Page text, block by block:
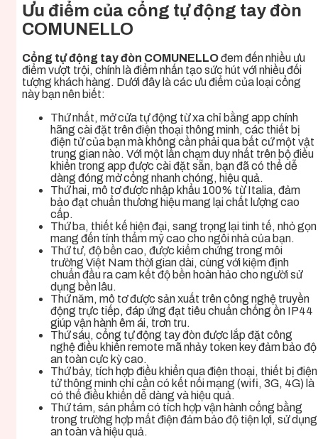
Ưu điểm của cổng tự động tay đòn
COMUNELLO
Cổng tự động tay đòn COMUNELLOđem đến nhiều ưu
điểm vượt trội, chính là điểm nhấn tạo sức hút với nhiều đối
tượng khách hàng. Dưới đây là các ưu điểm của loại cổng
này bạn nên biết:
Thứ nhất, mở cửa tự động từ xa chỉ bằng app chính
hãng cài đặt trên điện thoại thông minh, các thiết bị
điện tử của bạn mà không cần phải qua bất cứ một vật
trung gian nào. Với một lần chạm duy nhất trên bộ điều
khiển trong app được cài đặt sẵn, bạn đã có thể dễ
dàng đóng mở cổng nhanh chóng, hiệu quả.
Thứ hai, mô tơđược nhập khẩu 100% từ Italia, đảm
bảo đạt chuẩn thương hiệu mang lại chất lượng cao
cấp.
Thứ ba, thiết kế hiện đại, sang trọng lại tinh tế, nhỏ gọn
mang đến tính thẩm mỹ cao cho ngôi nhà của bạn.
Thứ tư, độ bền cao, được kiểm chứng trong môi
trường Việt Nam thời gian dài, cùng với kiệm định
chuẩn đầu ra cam kết độ bền hoàn hảo cho người sử
dụng bền lâu.
Thứ năm, mô tơ được sản xuất trên công nghệ truyền
động trực tiếp, đáp ứng đạt tiêu chuẩn chống ồn IP44
giúp vận hành êm ái, trơn tru.
Thứ sáu, cổng tự động tay đònđược lắp đặt công
nghệ điều khiển remote mã nhảy token key đảm bảo độ
an toàn cực kỳ cao.
Thứ bảy, tích hợp điều khiển qua điện thoại, thiết bị điện
tử thông minh chỉ cần có kết nối mạng (wifi, 3G, 4G) là
có thể điều khiển dễ dàng và hiệu quả.
Thứ tám, sản phẩm có tích hợp vận hành cổng bằng
trong trường hợp mất điện đảm bảo độ tiện lợi, sử dụng
an toàn và hiệu quả.